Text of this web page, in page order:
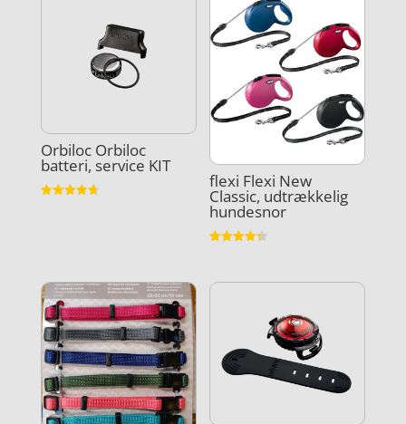
Orbiloc Orbiloc
batteri, service KIT
flexi Flexi New
Classic, udtrækkelig
hundesnor